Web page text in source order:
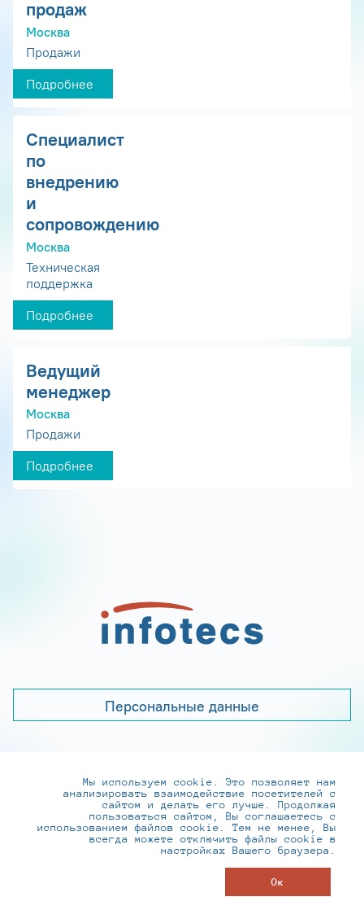
продаж
Москва
Продажи
Подробнее
Специалист
по
внедрению
и
сопровождению
Москва
Техническая
поддержка
Подробнее
Ведущий
менеджер
Москва
Продажи
Подробнее
Персональные данные
+7 (495) 737-6192, 8-800-250-0-260
practice@infotecs.ru,hr@infotecs.ru
127273, г. Москва, Отрадная ул., 2Б строение 1
Мы используем cookie. Это позволяет нам
анализировать взаимодействие посетителей с
сайтом и делать его лучше. Продолжая
пользоваться сайтом, Вы соглашаетесь с
использованием файлов cookie. Тем не менее, Вы
всегда можете отключить файлы cookie в
настройках Вашего браузера.
Ок